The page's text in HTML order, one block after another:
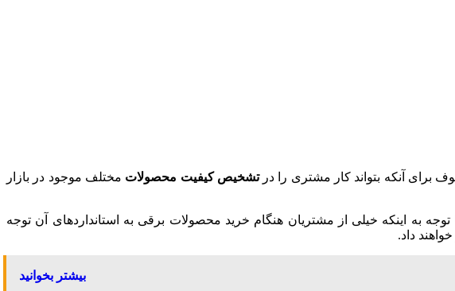
تشخیص کیفیت محصولات مختلف موجود در بازار
توجه به اینکه خیلی از مشتریان هنگام خرید محصولات برقی به استانداردهای آن توجه
داد.
بیشتر بخوانید